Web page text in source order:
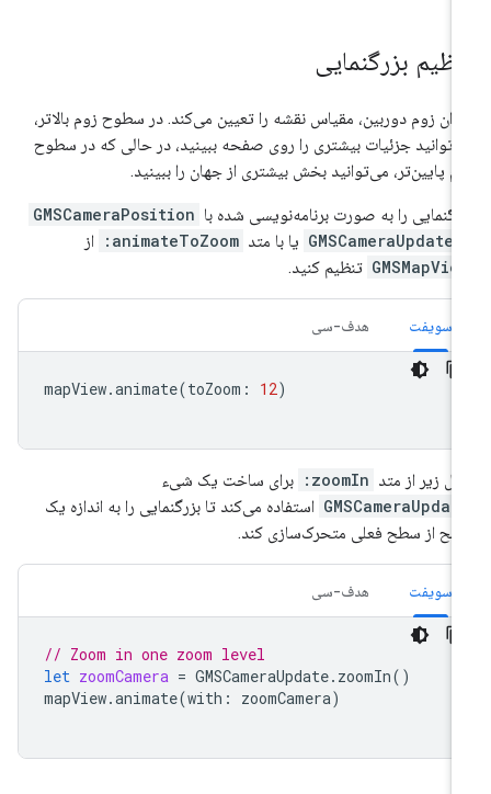
بزرگنمایی
زوم دوربین، مقیاس نقشه را تعیین می‌کند. در سطوح زوم بالاتر،
جزئیات بیشتری را روی صفحه ببینید، در حالی که در سطوح
پایین‌تر، می‌توانید بخش بیشتری از جهان را ببینید.
را به صورت برنامه‌نویسی شده با GMSCameraPosition
GMSCameraUpdate یا با متد animateToZoom:
از
تنظیم کنید.
سویفت هدف-سی
mapView.animate(toZoom :
زیر از متد zoomIn:
برای ساخت یک شیء
استفاده می‌کند تا بزرگنمایی را به اندازه یک
از سطح فعلی متحرک‌سازی کند.
سویفت هدف-سی
// Zoom in one zoom level
let zoomCamera = GMSCameraUpdate.zoomIn
mapView.animate(with: zoomCamera